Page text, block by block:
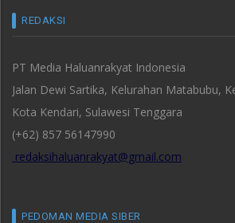
REDAKSI
PT Media Haluanrakyat Indonesia
Jalan Dewi Sartika, Kelurahan Matabubu,
Kota Kendari, Sulawesi Tenggara
(+62) 857 56147990
redaksihaluanrakyat@gmail.com
PEDOMAN MEDIA SIBER